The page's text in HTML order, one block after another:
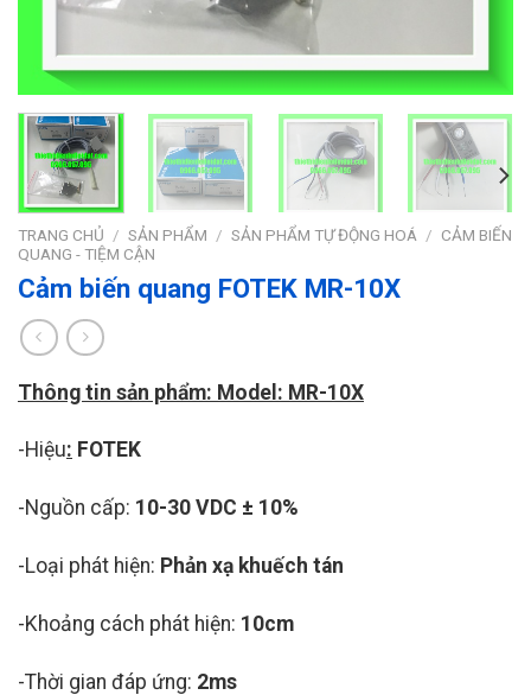
TRANG CHỦ / SẢN PHẨM / SẢN PHẨM TỰ ĐỘNG HOÁ / CẢM BIẾN
QUANG - TIỆM CẬN
Cảm biến quang FOTEK MR-10X
Thông tin sản phẩm: Model: MR-10X
-Hiệu: FOTEK
-Nguồn cấp: 10-30 VDC ± 10%
-Loại phát hiện: Phản xạ khuếch tán
-Khoảng cách phát hiện: 10cm
-Thời gian đáp ứng: 2ms